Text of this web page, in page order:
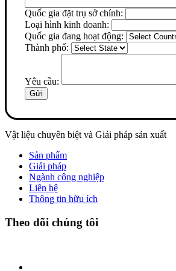
Quốc gia đặt trụ sở chính:
Loại hình kinh doanh:
Quốc gia đang hoạt động:
Thành phố:
Yêu cầu:
Vật liệu chuyên biệt và Giải pháp sản xuất
Sản phẩm
Giải pháp
Ngành công nghiệp
Liên hệ
Thông tin hữu ích
Theo dõi chúng tôi